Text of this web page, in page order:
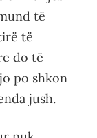
të
të
do të
po shkon
jush.